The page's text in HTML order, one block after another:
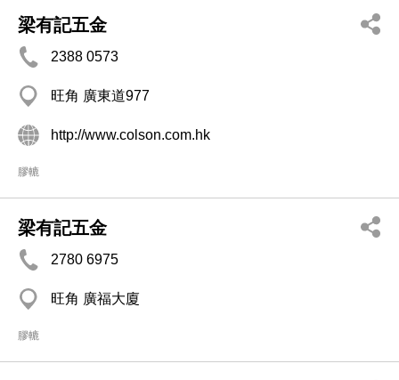
梁有記五金
2388 0573
旺角 廣東道977
http://www.colson.com.hk
膠轆
梁有記五金
2780 6975
旺角 廣福大廈
膠轆